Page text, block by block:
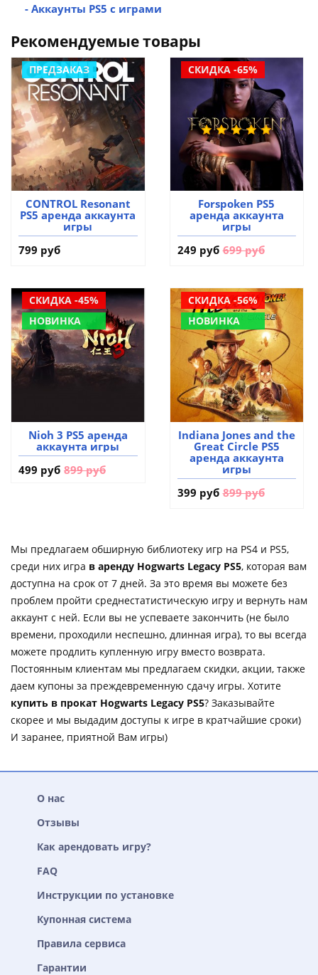
- Аккаунты PS5 с играми
Рекомендуемые товары
ПРЕДЗАКАЗ
CONTROL Resonant
PS5 аренда аккаунта
игры
799 руб
СКИДКА -65%
Forspoken PS5
аренда аккаунта
игры
249 руб 699 руб
СКИДКА -45%
НОВИНКА
Nioh 3 PS5 аренда
аккаунта игры
499 руб 899 руб
СКИДКА -56%
НОВИНКА
Indiana Jones and the
Great Circle PS5
аренда аккаунта
игры
399 руб 899 руб
Мы предлагаем обширную библиотеку игр на PS4 и PS5,
среди них игра в аренду Hogwarts Legacy PS5, которая вам
доступна на срок от 7 дней. За это время вы можете без
проблем пройти среднестатистическую игру и вернуть нам
аккаунт с ней. Если вы не успеваете закончить (не было
времени, проходили неспешно, длинная игра), то вы всегда
можете продлить купленную игру вместо возврата.
Постоянным клиентам мы предлагаем скидки, акции, также
даем купоны за преждевременную сдачу игры. Хотите
купить в прокат Hogwarts Legacy PS5? Заказывайте
скорее и мы выдадим доступы к игре в кратчайшие сроки)
И заранее, приятной Вам игры)
О нас
Отзывы
Как арендовать игру?
FAQ
Инструкции по установке
Купонная система
Правила сервиса
Гарантии